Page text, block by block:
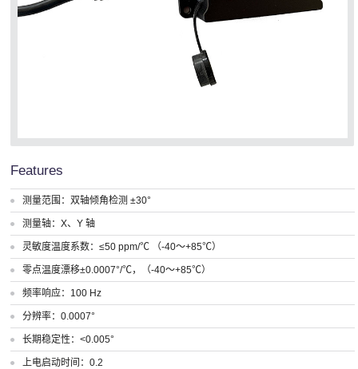
Features
测量范围：双轴倾角检测 ±30°
测量轴：X、Y 轴
灵敏度温度系数：≤50 ppm/℃ （-40～+85℃）
零点温度漂移±0.0007°/℃，（-40～+85℃）
频率响应：100 Hz
分辨率：0.0007°
长期稳定性：<0.005°
上电启动时间：0.2